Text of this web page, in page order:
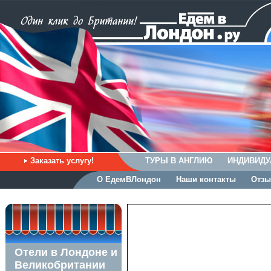
Заказать услугу! ТУРЫ В АНГЛИЮ
О ЕдемВЛондон Наши контакты
Отели в Лондоне и
Великобритании